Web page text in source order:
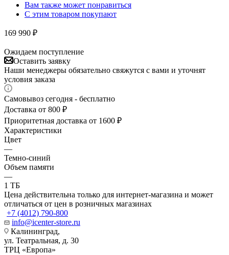
Вам также может понравиться
С этим товаром покупают
169 990 ₽
Ожидаем поступление
Оставить заявку
Наши менеджеры обязательно свяжутся с вами и уточнят
условия заказа
Самовывоз сегодня - бесплатно
Доставка от 800 ₽
Приоритетная доставка от 1600 ₽
Характеристики
Цвет
—
Темно-синий
Объем памяти
—
1 ТБ
Цена действительна только для интернет-магазина и может
отличаться от цен в розничных магазинах
+7 (4012) 790-800
info@icenter-store.ru
Калининград,
ул. Театральная, д. 30
ТРЦ «Европа»